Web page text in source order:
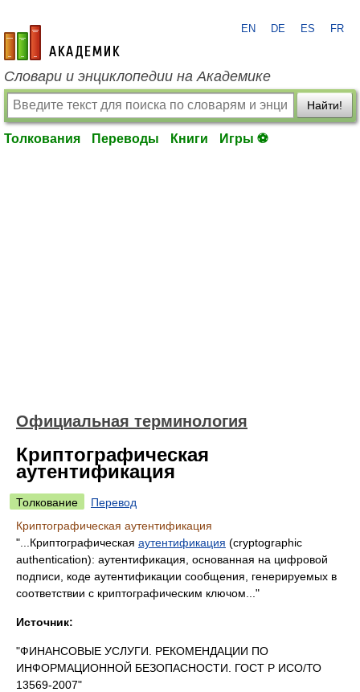
academic.ru
EN DE ES FR
Словари и энциклопедии на Академике
Найти!
Толкования Переводы Книги Игры ⚽
Официальная терминология
Криптографическая
аутентификация
Толкование
Перевод
Криптографическая аутентификация
"...Криптографическая аутентификация (cryptographic
authentication): аутентификация, основанная на цифровой
подписи, коде аутентификации сообщения, генерируемых в
соответствии с криптографическим ключом..."
Источник:
"ФИНАНСОВЫЕ УСЛУГИ. РЕКОМЕНДАЦИИ ПО
ИНФОРМАЦИОННОЙ БЕЗОПАСНОСТИ. ГОСТ Р ИСО/ТО
13569-2007"